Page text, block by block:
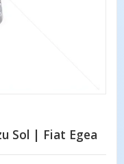
Sol | Fiat Egea